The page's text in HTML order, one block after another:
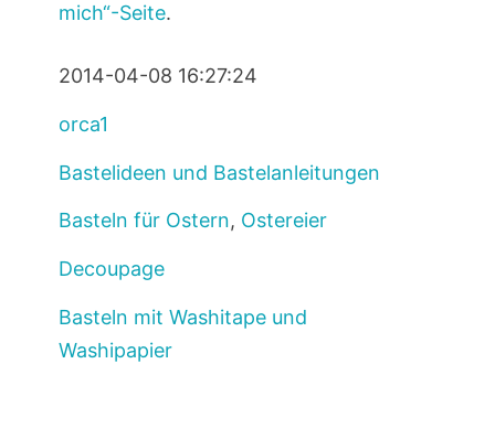
mich“-Seite.
2014-04-08 16:27:24
orca1
Bastelideen und Bastelanleitungen
Basteln für Ostern, Ostereier
Decoupage
Basteln mit Washitape und
Washipapier